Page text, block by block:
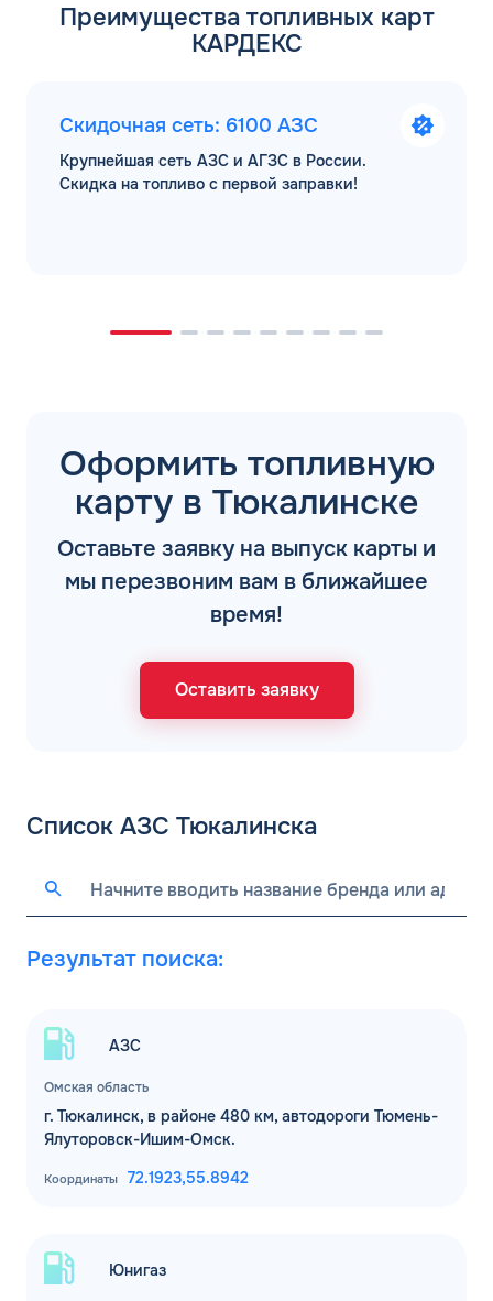
Преимущества топливных карт
КАРДЕКС
Скидочная сеть: 6100 АЗС
Крупнейшая сеть АЗС и АГЗС в России.
Скидка на топливо с первой заправки!
Оформить топливную
карту в Тюкалинске
Оставьте заявку на выпуск карты и
мы перезвоним вам в ближайшее
время!
Оставить заявку
Список АЗС Тюкалинска
Результат поиска:
Омская область
АЗС
г. Тюкалинск, в районе 480 км, автодороги Тюмень-
Ялуторовск-Ишим-Омск.
Координаты 72.1923,55.8942
Юнигаз